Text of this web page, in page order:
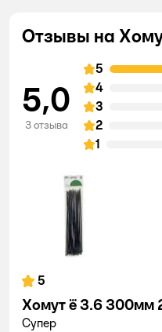
Отзывы на
5,0
3 отзыва
5
4
3
2
1
5
Хомут ё 3.6 300мм
Супер